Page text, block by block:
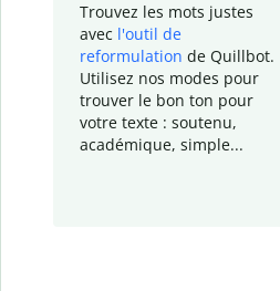
Trouvez les mots justes
avec l'outil de
reformulation de Quillbot.
Utilisez nos modes pour
trouver le bon ton pour
votre texte : soutenu,
académique, simple...